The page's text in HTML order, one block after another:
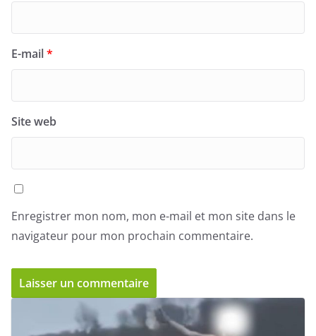
E-mail*
Site web
Enregistrer mon nom, mon e-mail et mon site dans le
navigateur pour mon prochain commentaire.